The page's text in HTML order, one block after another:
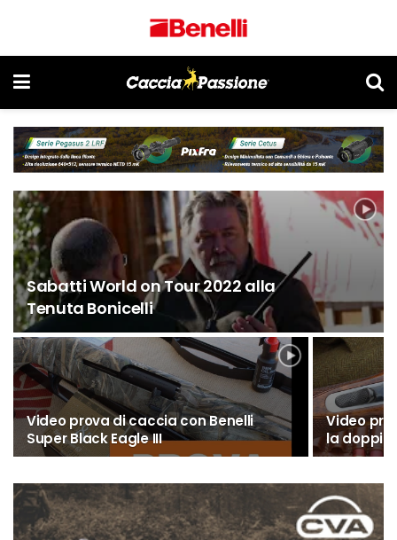
Sabatti World on Tour 2022 alla
Tenuta Bonicelli
Video prova di caccia con Benelli
Super Black Eagle III
Video
la